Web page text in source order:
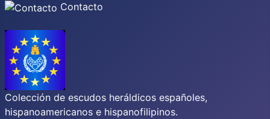
Contacto
Colección de escudos heráldicos españoles,
hispanoamericanos e hispanofilipinos.